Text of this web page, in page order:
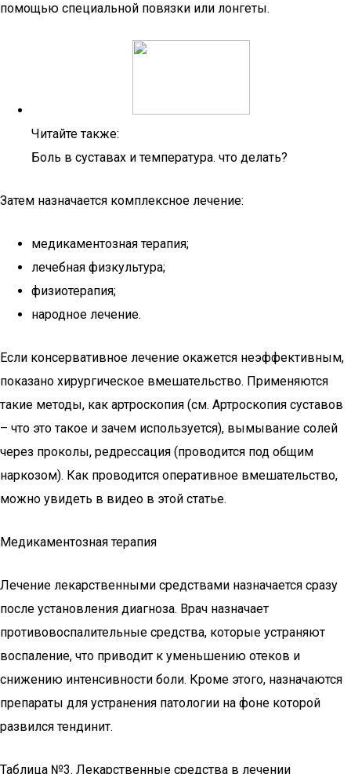
помощью специальной повязки или лонгеты.
Читайте также:
Боль в суставах и температура. что делать?
Затем назначается комплексное лечение:
медикаментозная терапия;
лечебная физкультура;
физиотерапия;
народное лечение.
Если консервативное лечение окажется неэффективным,
показано хирургическое вмешательство. Применяются
такие методы, как артроскопия (см. Артроскопия суставов
– что это такое и зачем используется), вымывание солей
через проколы, редрессация (проводится под общим
наркозом). Как проводится оперативное вмешательство,
можно увидеть в видео в этой статье.
Медикаментозная терапия
Лечение лекарственными средствами назначается сразу
после установления диагноза. Врач назначает
противовоспалительные средства, которые устраняют
воспаление, что приводит к уменьшению отеков и
снижению интенсивности боли. Кроме этого, назначаются
препараты для устранения патологии на фоне которой
развился тендинит.
Таблица №3. Лекарственные средства в лечении